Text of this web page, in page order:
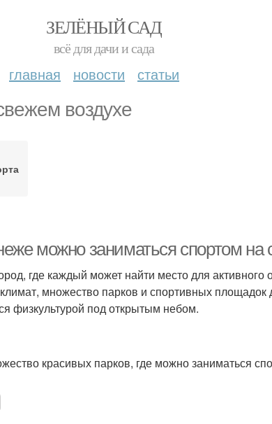
ЗЕЛЁНЫЙ САД
всё для дачи и сада
главная новости статьи
воздухе
можно заниматься спортом на
где каждый может найти место для активного
множество парков и спортивных
физкультурой под открытым небом.
красивых парков, где можно заниматься